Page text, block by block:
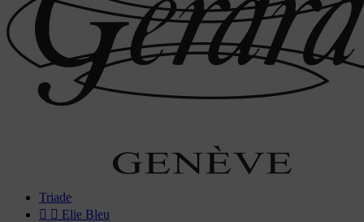
Triade
  Elie Bleu